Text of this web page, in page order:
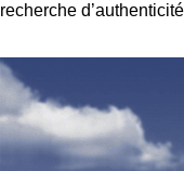
recherche